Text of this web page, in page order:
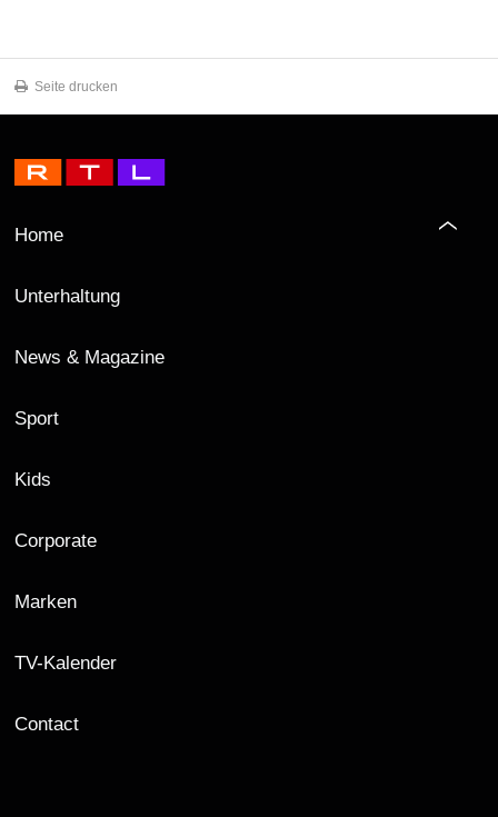
Seite drucken
Home
Unterhaltung
News & Magazine
Sport
Kids
Corporate
Marken
TV-Kalender
Contact